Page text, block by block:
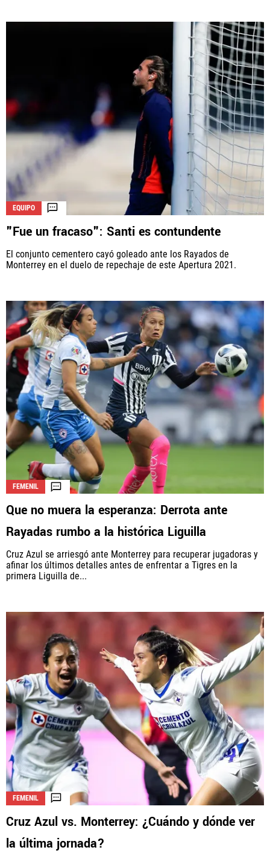
EQUIPO
"Fue un fracaso": Santi es contundente
El conjunto cementero cayó goleado ante los Rayados de
Monterrey en el duelo de repechaje de este Apertura 2021.
FEMENIL
Que no muera la esperanza: Derrota ante
Rayadas rumbo a la histórica Liguilla
Cruz Azul se arriesgó ante Monterrey para recuperar jugadoras y
afinar los últimos detalles antes de enfrentar a Tigres en la
primera Liguilla de...
FEMENIL
Cruz Azul vs. Monterrey: ¿Cuándo y dónde ver
la última jornada?